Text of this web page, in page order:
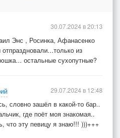
Энс , Росинка, Афанасенко
из
остальные сухопутные?
30.07.2024 в 20:13
словно зашёл в какой-то бар..
где поёт моя знакомая..
что эту певицу я знаю!!! )))+++
29.07.2024 в 12:48